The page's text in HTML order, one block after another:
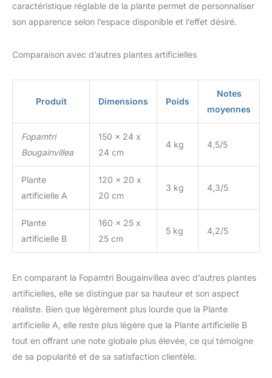
caractéristique réglable de la plante permet de personnaliser
son apparence selon l’espace disponible et l’effet désiré.
Comparaison avec d’autres plantes artificielles
Produit Dimensions Poids
Notes
moyennes
Fopamtri
Bougainvillea
150 x 24 x
24 cm
4 kg 4,5/5
Plante
artificielle A
120 x 20 x
20 cm
3 kg 4,3/5
Plante
artificielle B
160 x 25 x
25 cm
5 kg 4,2/5
En comparant la Fopamtri Bougainvillea avec d’autres plantes
artificielles, elle se distingue par sa hauteur et son aspect
réaliste. Bien que légèrement plus lourde que la Plante
artificielle A, elle reste plus légère que la Plante artificielle B
tout en offrant une note globale plus élevée, ce qui témoigne
de sa popularité et de sa satisfaction clientèle.